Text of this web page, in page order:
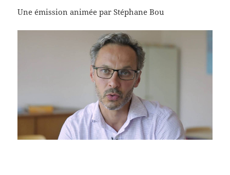
Une émission animée par Stéphane Bou